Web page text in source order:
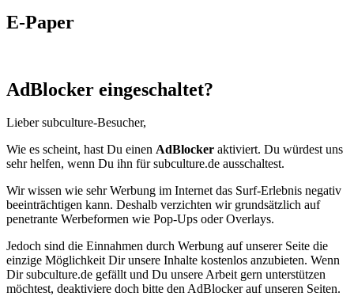
E-Paper
AdBlocker eingeschaltet?
Lieber subculture-Besucher,
Wie es scheint, hast Du einen AdBlocker aktiviert. Du würdest uns
sehr helfen, wenn Du ihn für subculture.de ausschaltest.
Wir wissen wie sehr Werbung im Internet das Surf-Erlebnis negativ
beeinträchtigen kann. Deshalb verzichten wir grundsätzlich auf
penetrante Werbeformen wie Pop-Ups oder Overlays.
Jedoch sind die Einnahmen durch Werbung auf unserer Seite die
einzige Möglichkeit Dir unsere Inhalte kostenlos anzubieten. Wenn
Dir subculture.de gefällt und Du unsere Arbeit gern unterstützen
möchtest, deaktiviere doch bitte den AdBlocker auf unseren Seiten.